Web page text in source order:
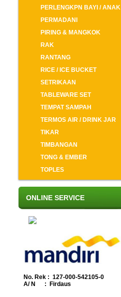
PERLENGKPN BAYI / ANAK
PERMADANI
PIRING & MANGKOK
RAK
RANTANG
RICE / ICE BUCKET
SETRIKAAN
TABLEWARE SET
TEMPAT SAMPAH
TERMOS AIR / DRINK JAR
TIKAR
TIMBANGAN
TONG & EMBER
TOPLES
ONLINE SERVICE
No. Rek : 127-000-542105-0
A/ N : Firdaus